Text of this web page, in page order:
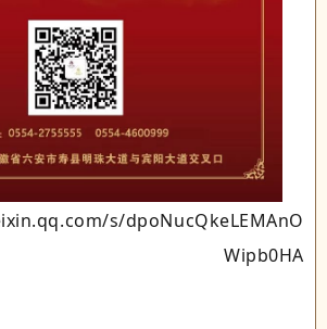
s/dpoNucQkeLEMAnO
Wipb0HA